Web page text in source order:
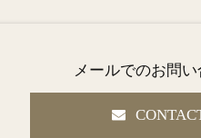
メールでのお問